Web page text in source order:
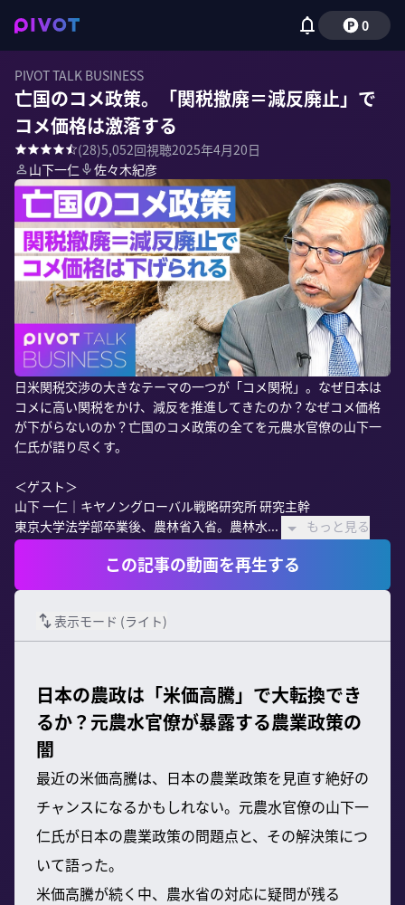
0
PIVOT TALK BUSINESS
亡国のコメ政策。「関税撤廃＝減反廃止」で
コメ価格は激落する
(28)5,052回視聴2025年4月20日
山下一仁
佐々木紀彦
日米関税交渉の大きなテーマの一つが「コメ関税」。なぜ日本は
コメに高い関税をかけ、減反を推進してきたのか？なぜコメ価格
が下がらないのか？亡国のコメ政策の全てを元農水官僚の山下一
仁氏が語り尽くす。
＜ゲスト＞
山下 一仁｜キヤノングローバル戦略研究所 研究主幹
東京大学法学部卒業後、農林省入省。農林水...
もっと見る
この記事の動画を再生する
表示モード (ライト)
日本の農政は「米価高騰」で大転換でき
るか？元農水官僚が暴露する農業政策の
闇
最近の米価高騰は、日本の農業政策を見直す絶好の
チャンスになるかもしれない。元農水官僚の山下一
仁氏が日本の農業政策の問題点と、その解決策につ
いて語った。
米価高騰が続く中、農水省の対応に疑問が残る